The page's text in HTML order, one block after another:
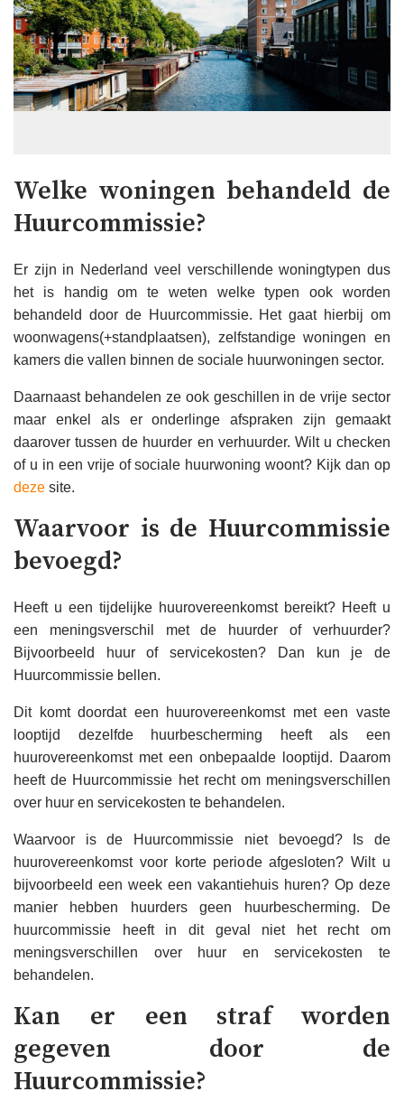
Welke woningen behandeld de
Huurcommissie?
Er zijn in Nederland veel verschillende woningtypen dus
het is handig om te weten welke typen ook worden
behandeld door de Huurcommissie. Het gaat hierbij om
woonwagens(+standplaatsen), zelfstandige woningen en
kamers die vallen binnen de sociale huurwoningen sector.
Daarnaast behandelen ze ook geschillen in de vrije sector
maar enkel als er onderlinge afspraken zijn gemaakt
daarover tussen de huurder en verhuurder. Wilt u checken
of u in een vrije of sociale huurwoning woont? Kijk dan op
deze site.
Waarvoor is de Huurcommissie
bevoegd?
Heeft u een tijdelijke huurovereenkomst bereikt? Heeft u
een meningsverschil met de huurder of verhuurder?
Bijvoorbeeld huur of servicekosten? Dan kun je de
Huurcommissie bellen.
Dit komt doordat een huurovereenkomst met een vaste
looptijd dezelfde huurbescherming heeft als een
huurovereenkomst met een onbepaalde looptijd. Daarom
heeft de Huurcommissie het recht om meningsverschillen
over huur en servicekosten te behandelen.
Waarvoor is de Huurcommissie niet bevoegd? Is de
huurovereenkomst voor korte periode afgesloten? Wilt u
bijvoorbeeld een week een vakantiehuis huren? Op deze
manier hebben huurders geen huurbescherming. De
huurcommissie heeft in dit geval niet het recht om
meningsverschillen over huur en servicekosten te
behandelen.
Kan er een straf worden
gegeven door de
Huurcommissie?